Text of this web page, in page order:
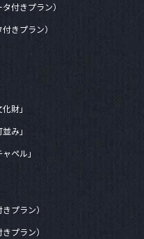
付きプラン）
きプラン）
財」
み」
ペル」
プラン）
プラン）